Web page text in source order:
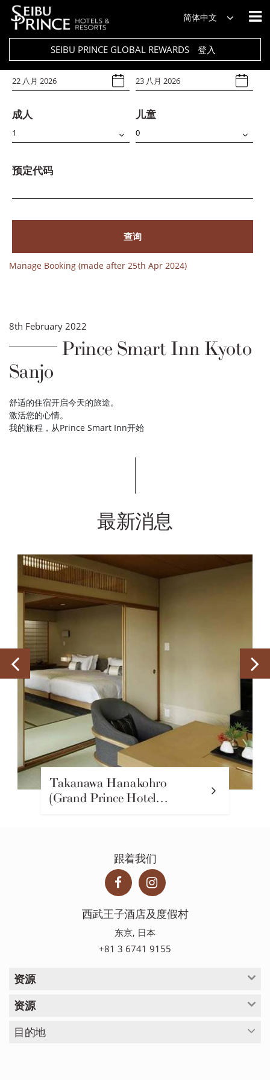
简体中文
SEIBU PRINCE GLOBAL REWARDS 登入
饭店
Select Any
入住日期 退房日期
成人 儿童
预定代码
查询
Manage Booking (made after 25th Apr 2024)
8th February 2022
Prince Smart Inn Kyoto
Sanjo
舒适的住宿开启今天的旅途。
激活您的心情。
我的旅程，从Prince Smart Inn开始
最新消息
Takanawa Hanakohro
(Grand Prince Hotel…
跟着我们
西武王子酒店及度假村
东京, 日本
+81 3 6741 9155
资源
资源
目的地